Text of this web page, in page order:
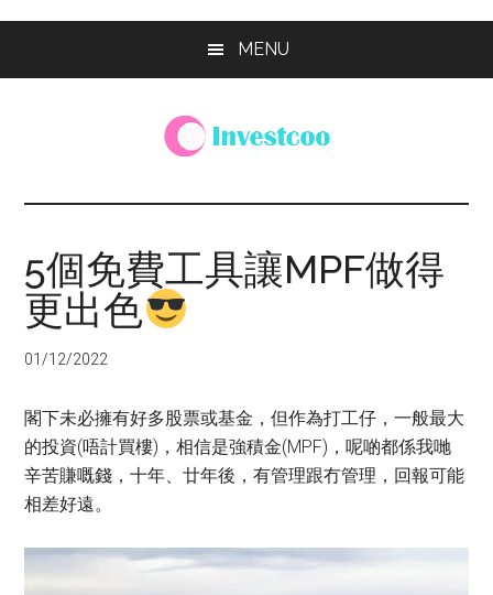
MENU
Investcoo
個
活
化
的
投
網
站
5個免費工具讓MPF做得
更出色
01/12/2022
閣下未必擁有好多股票或基金，但作為打工仔，一般最大
的投資(唔計買樓)，相信是強積金(MPF)，呢啲都係我哋
辛苦賺嘅錢，十年、廿年後，有管理跟冇管理，回報可能
相差好遠。